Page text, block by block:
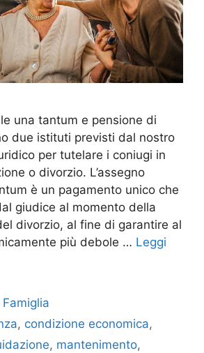
una tantum e pensione di
due istituti previsti dal nostro
per tutelare i coniugi in
o divorzio. L’assegno
è un pagamento unico che
giudice al momento della
divorzio, al fine di garantire al
più debole … Leggi
, condizione economica,
, mantenimento,